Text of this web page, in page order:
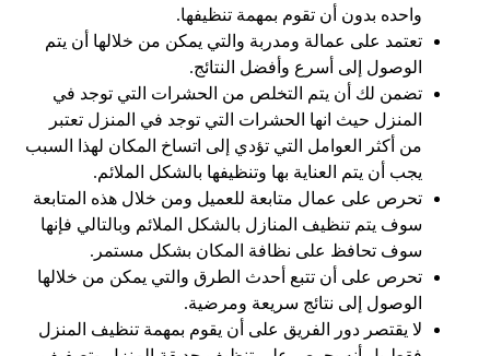
واحده بدون أن تقوم بمهمة تنظيفها.
تعتمد على عمالة ومدربة والتي يمكن من خلالها أن يتم
الوصول إلى أسرع وأفضل النتائج.
تضمن لك أن يتم التخلص من الحشرات التي توجد في
المنزل حيث انها الحشرات التي توجد في المنزل تعتبر
من أكثر العوامل التي تؤدي إلى اتساخ المكان لهذا السبب
يجب أن يتم العناية بها وتنظيفها بالشكل الملائم.
تحرص على عمال متابعة للعميل ومن خلال هذه المتابعة
سوف يتم تنظيف المنازل بالشكل الملائم وبالتالي فإنها
سوف تحافظ على نظافة المكان بشكل مستمر.
تحرص على أن تتبع أحدث الطرق والتي يمكن من خلالها
الوصول إلى نتائج سريعة ومرضية.
لا يقتصر دور الفريق على أن يقوم بمهمة تنظيف المنزل